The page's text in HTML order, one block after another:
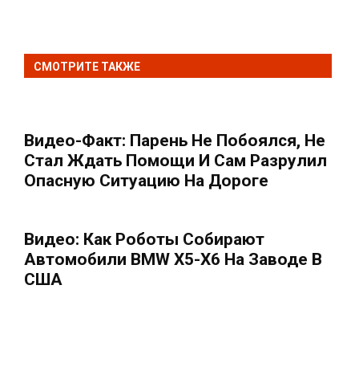
СМОТРИТЕ ТАКЖЕ
Видео-Факт: Парень Не Побоялся, Не
Стал Ждать Помощи И Сам Разрулил
Опасную Ситуацию На Дороге
Видео: Как Роботы Собирают
Автомобили BMW X5-X6 На Заводе В
США